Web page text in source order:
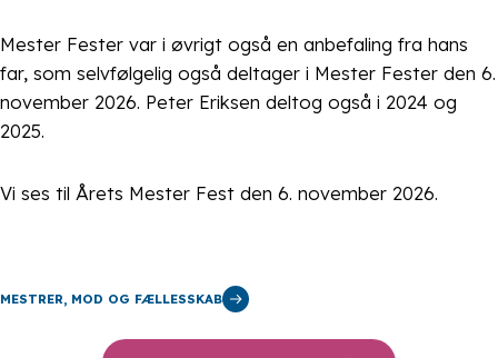
Mester Fester var i øvrigt også en anbefaling fra hans
far, som selvfølgelig også deltager i Mester Fester den 6.
november 2026. Peter Eriksen deltog også i 2024 og
2025.
Vi ses til Årets Mester Fest den 6. november 2026.
MESTRER, MOD OG FÆLLESSKAB